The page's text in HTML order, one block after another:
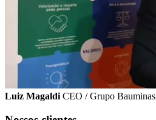
Luiz Magaldi CEO / Grupo Bauminas